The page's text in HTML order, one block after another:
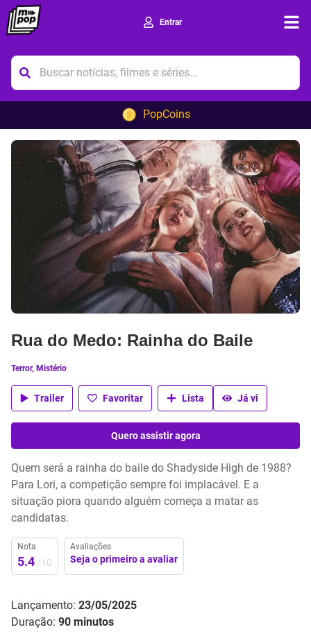
Entrar
PopCoins
Rua do Medo: Rainha do Baile
Terror, Mistério
Trailer Favoritar Lista Já vi
Quero assistir agora
Quem será a rainha do baile do Shadyside High de 1988?
Para Lori, a competição sempre foi implacável. E a
situação piora quando alguém começa a matar as
candidatas.
Nota
5.4 /10
Avaliações
Seja o primeiro a avaliar
Lançamento: 23/05/2025
Duração: 90 minutos